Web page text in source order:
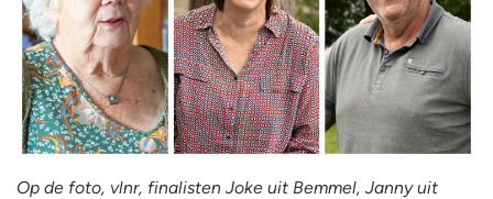
Op de foto, vlnr, finalisten Joke uit Bemmel, Janny uit